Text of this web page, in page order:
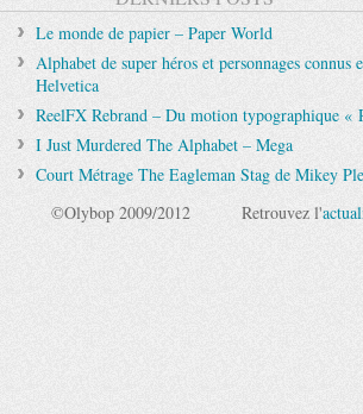
Le monde de papier – Paper World
Alphabet de super héros et personnages connus
Helvetica
ReelFX Rebrand – Du motion typographique «
I Just Murdered The Alphabet – Mega
Court Métrage The Eagleman Stag de Mikey
©Olybop 2009/2012 Retrouvez l'